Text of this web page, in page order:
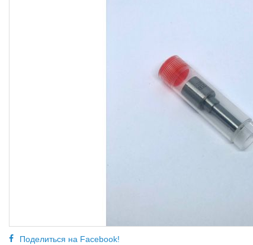
Поделиться на Facebook!